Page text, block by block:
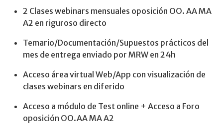
2 Clases webinars mensuales oposición OO. AA MA
A2 en riguroso directo
Temario/Documentación/Supuestos prácticos del
mes de entrega enviado por MRW en 24h
Acceso área virtual Web/App con visualización de
clases webinars en diferido
Acceso a módulo de Test online + Acceso a Foro
oposición OO.AA MA A2